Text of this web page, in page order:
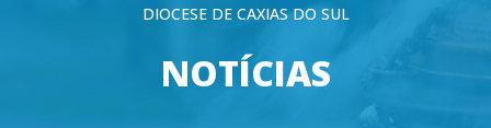
DIOCESE DE CAXIAS DO SUL
NOTÍCIAS